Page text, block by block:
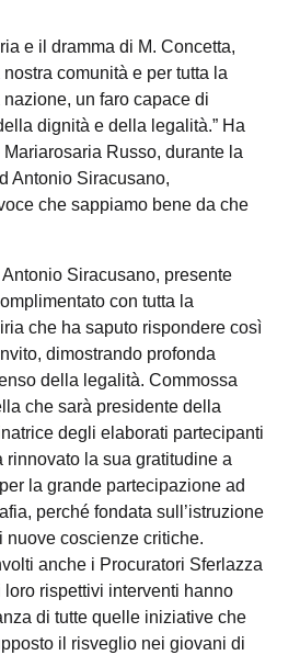
e il dramma di M. Concetta,
comunità e per tutta la
un faro capace di
dignità e della legalità.” Ha
Russo, durante la
Antonio Siracusano,
che sappiamo bene da che
Siracusano, presente
con tutta la
che ha saputo rispondere così
dimostrando profonda
della legalità. Commossa
che sarà presidente della
degli elaborati partecipanti
rinnovato la sua gratitudine a
la grande partecipazione ad
perché fondata sull’istruzione
nuove coscienze critiche.
anche i Procuratori Sferlazza
rispettivi interventi hanno
di tutte quelle iniziative che
il risveglio nei giovani di